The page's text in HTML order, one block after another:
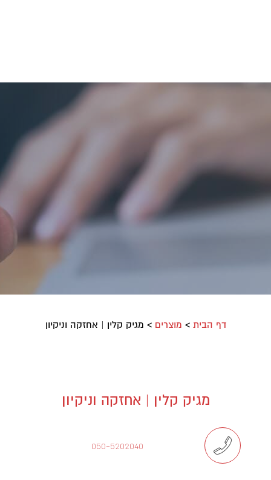
דף הבית > מוצרים > מגיק קלין | אחזקה וניקיון
מגיק קלין | אחזקה וניקיון
050-5202040